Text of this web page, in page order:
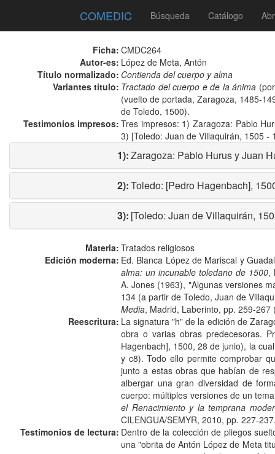
COMEDIC Búsqueda Catálogo
Ficha: CMDC264
Autor-es: López de Meta, Antón
Título normalizado: Contienda del cuerpo y alma
Variantes título: Tractado del cuerpo e de la ánima
(vuelto de portada, Zaragoza, 1485-
de Toledo, 1500).
Testimonios impresos: Tres impresos: 1) Zaragoza: Pablo
3) [Toledo: Juan de Villaquirán, 1505 -
1):Zaragoza: Pablo Hurus y Juan
2):Toledo: [Pedro Hagenbach],
3): [Toledo: Juan de Villaquirán,
Materia: Tratados religiosos
Edición moderna: Ed. Blanca López de Mariscal y
alma: un incunable toledano de 1500,
A. Jones (1963), "Algunas versiones
134 (a partir de Toledo, Juan de
Media, Madrid, Laberinto, pp. 259-
Reescritura: La signatura "h" de la edición de
obra o varias obras predecesoras.
Hagenbach], 1500, 28 de junio), la
y c8). Todo ello permite comprobar
junto a estas obras que habían de
albergar una gran diversidad de
cuerpo: múltiples versiones de un
el Renacimiento y la temprana
CILENGUA/SEMYR, 2010, pp. 227-
Testimonios de lectura: Dentro de la colección de pliegos
una "obrita de Antón López de Meta